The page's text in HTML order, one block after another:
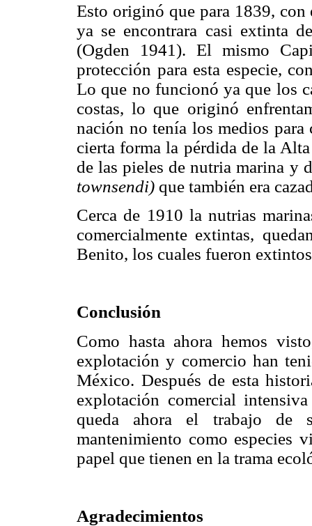
Esto originó que para 1839,
ya se encontrara casi extinta
(Ogden 1941). El mismo
protección para esta especie,
Lo que no funcionó ya que los
costas, lo que originó
nación no tenía los medios para
cierta forma la pérdida de la
de las pieles de nutria marina y
townsendi) que también era
Cerca de 1910 la nutrias
comercialmente extintas,
Benito, los cuales fueron
Conclusión
Como hasta ahora hemos
explotación y comercio han
México. Después de esta
explotación comercial
queda ahora el trabajo de
mantenimiento como especies
papel que tienen en la trama
Agradecimientos